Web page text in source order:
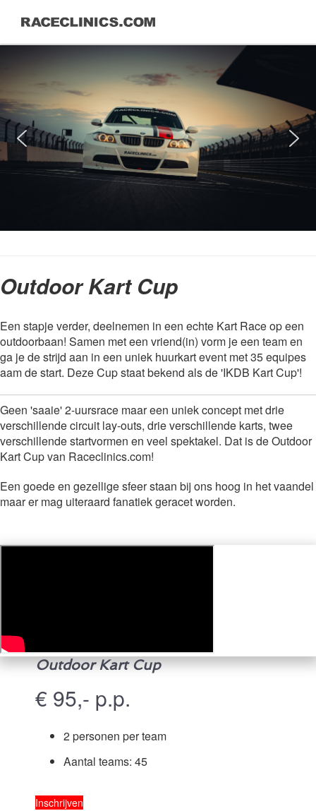
Outdoor Kart Cup
Een stapje verder, deelnemen in een echte Kart Race op een
outdoorbaan! Samen met een vriend(in) vorm je een team en
ga je de strijd aan in een uniek huurkart event met 35 equipes
aam de start. Deze Cup staat bekend als de 'IKDB Kart Cup'!
Geen 'saaie' 2-uursrace maar een uniek concept met drie
verschillende circuit lay-outs, drie verschillende karts, twee
verschillende startvormen en veel spektakel. Dat is de Outdoor
Kart Cup van Raceclinics.com!
Een goede en gezellige sfeer staan bij ons hoog in het vaandel
maar er mag uiteraard fanatiek geracet worden.
Outdoor Kart Cup
€ 95,- p.p.
2 personen per team
Aantal teams: 45
Inschrijven